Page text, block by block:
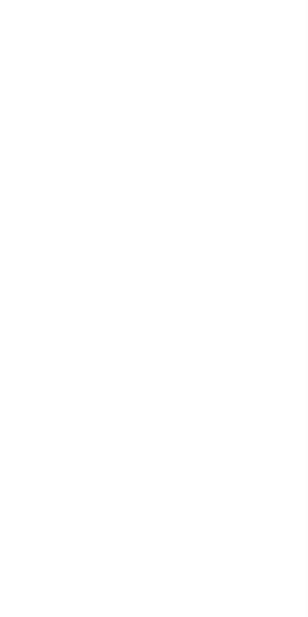
ai reparti produttivi
virtuale utilizzando
per Lavoratori
2025
per Lavoratori
un feedback del
interessato.